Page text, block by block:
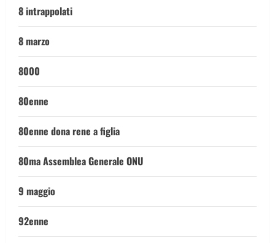
8 intrappolati
8 marzo
8000
80enne
80enne dona rene a figlia
80ma Assemblea Generale ONU
9 maggio
92enne